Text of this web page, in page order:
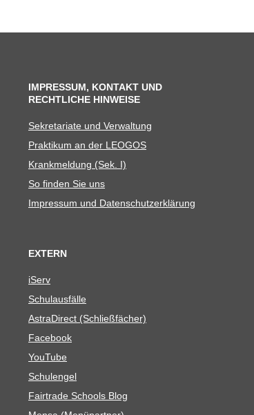
IMPRESSUM, KONTAKT UND
RECHTLICHE HINWEISE
Sekre­ta­riate und Verwaltung
Prak­ti­kum an der LEOGOS
Krank­mel­dung (Sek. I)
So fin­den Sie uns
Impres­sum und Datenschutzerklärung
EXTERN
iServ
Schul­aus­fälle
Astra­Di­rect (Schließ­fä­cher)
Face­book
You­Tube
Schul­en­gel
Fair­trade Schools Blog